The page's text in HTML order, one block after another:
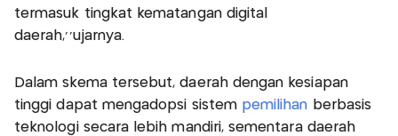
termasuk tingkat kematangan digital
daerah,’’ujarnya.
Dalam skema tersebut, daerah dengan kesiapan
tinggi dapat mengadopsi sistem pemilihan berbasis
teknologi secara lebih mandiri, sementara daerah